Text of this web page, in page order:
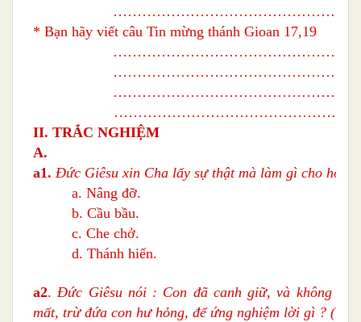
* Bạn hãy viết câu Tin mừng thánh Gioan 17,19
II. TRẮC NGHIỆM
A.
a1. Đức Giêsu xin Cha lấy sự thật mà làm gì cho họ ?
a. Nâng đỡ.
b. Cầu bầu.
c. Che chở.
d. Thánh hiến.
a2.Đức Giêsu nói : Con đã canh giữ, và không 1
mất, trừ đứa con hư hỏng, để ứng nghiệm lời gì ? (Ga